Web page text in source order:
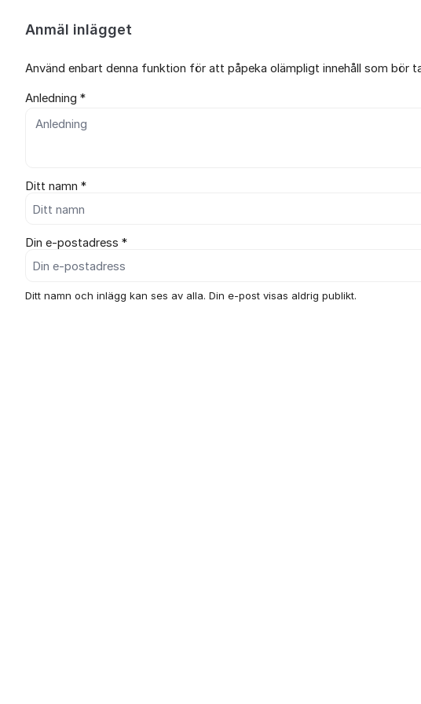
Anmäl inlägget
Använd enbart denna funktion för att påpeka olämpligt innehåll som
Anledning *
Ditt namn *
Din e-postadress *
Ditt namn och inlägg kan ses av alla. Din e-post visas aldrig publikt.